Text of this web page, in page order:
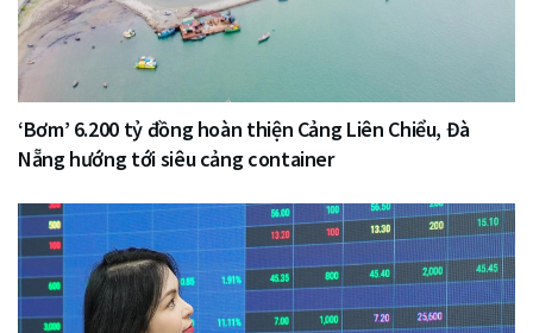
‘Bơm’ 6.200 tỷ đồng hoàn thiện Cảng Liên Chiểu, Đà
Nẵng hướng tới siêu cảng container